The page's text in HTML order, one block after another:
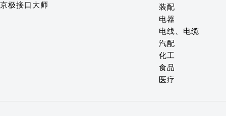
京极接口大师
装配
电器
电线、电缆
汽配
化工
食品
医疗